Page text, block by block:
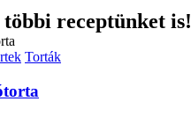
receptünket is!
Torták